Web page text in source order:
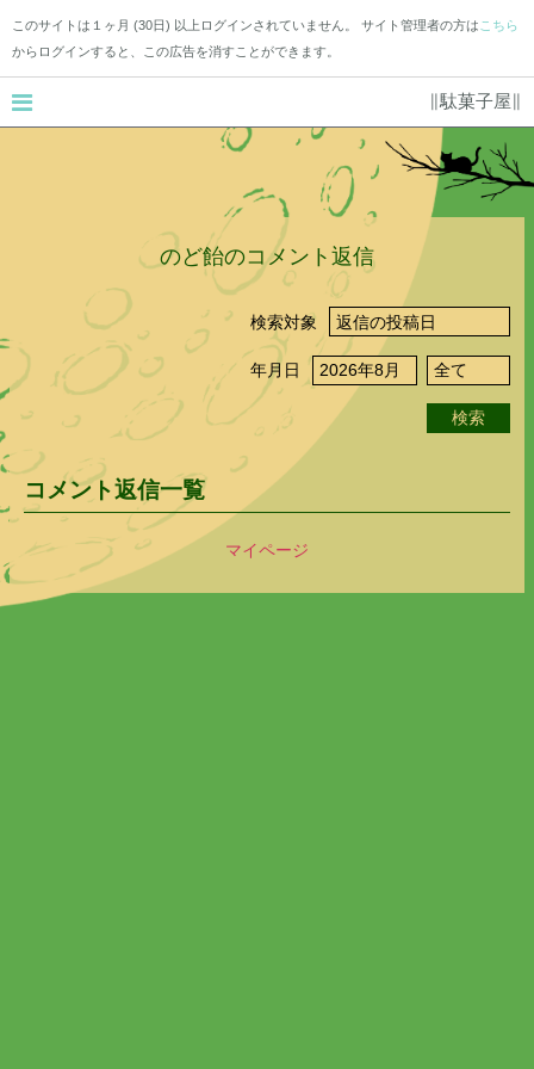
このサイトは１ヶ月 (30日) 以上ログインされていません。 サイト管理者の方は こちら
からログインすると、この広告を消すことができます。
∥駄菓子屋∥
のど飴のコメント返信
検索対象
年月日
検索
コメント返信一覧
マイページ